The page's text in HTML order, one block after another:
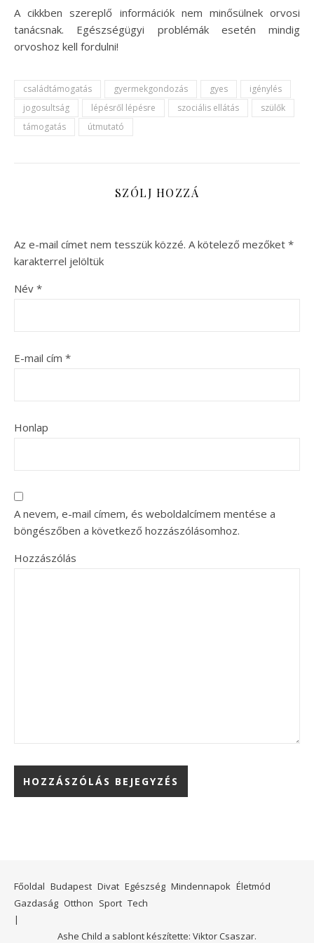
A cikkben szereplő információk nem minősülnek orvosi
tanácsnak. Egészségügyi problémák esetén mindig
orvoshoz kell fordulni!
családtámogatás gyermekgondozás gyes
igénylés
jogosultság
lépésről lépésre szociális ellátás
szülők
támogatás
útmutató
SZÓLJ HOZZÁ
Az e-mail címet nem tesszük közzé. A kötelező mezőket *
karakterrel jelöltük
Név *
E-mail cím *
Honlap
A nevem, e-mail címem, és weboldalcímem mentése a
böngészőben a következő hozzászólásomhoz.
Hozzászólás
Főoldal Budapest Divat Egészség Mindennapok Életmód
Gazdaság Otthon Sport Tech
Ashe Child a sablont készítette: Viktor Csaszar.